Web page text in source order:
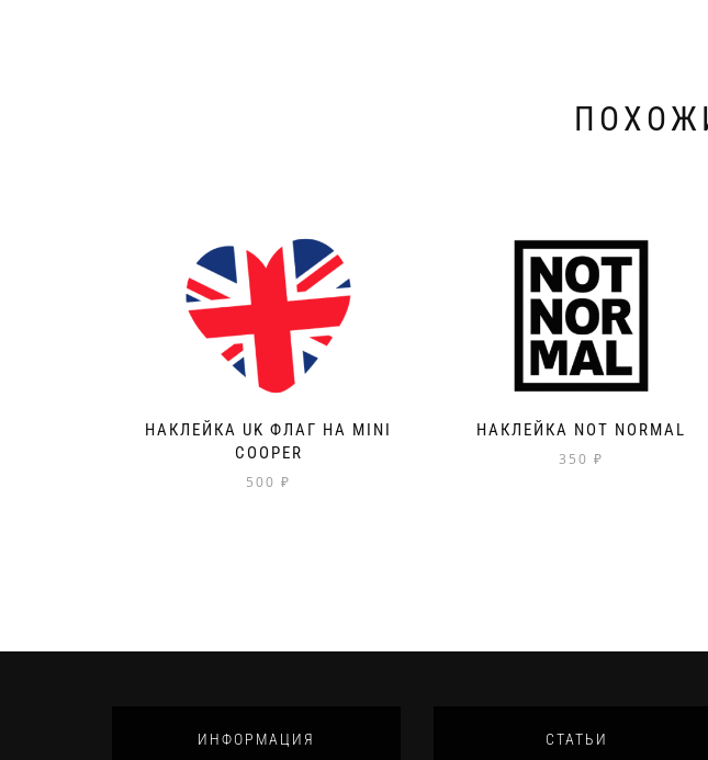
НАКЛЕЙКА UK ФЛАГ НА MINI
COOPER
500 ₽
НАКЛЕЙКА NOT NORMAL
350 ₽
ИНФОРМАЦИЯ СТАТЬИ